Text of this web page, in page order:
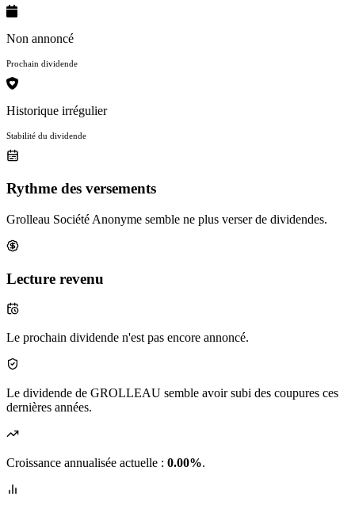
Non annoncé
Prochain dividende
Historique irrégulier
Stabilité du dividende
Rythme des versements
Grolleau Société Anonyme semble ne plus verser de dividendes.
Lecture revenu
Le prochain dividende n'est pas encore annoncé.
Le dividende de GROLLEAU semble avoir subi des coupures ces
dernières années.
Croissance annualisée actuelle : 0.00%.